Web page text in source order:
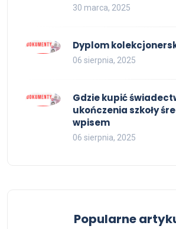
30 marca, 2025
Dyplom
06 sierpnia, 2025
Gdzie kupić
ukończenia szkoły
wpisem
06 sierpnia, 2025
Popularne